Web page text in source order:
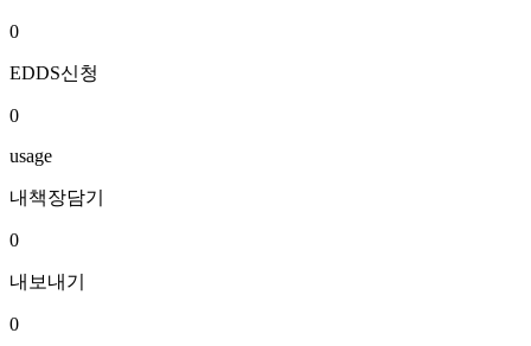
0
EDDS신청
0
usage
내책장담기
0
내보내기
0